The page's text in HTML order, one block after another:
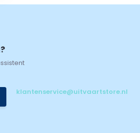
klantenservice@uitvaartstore.nl